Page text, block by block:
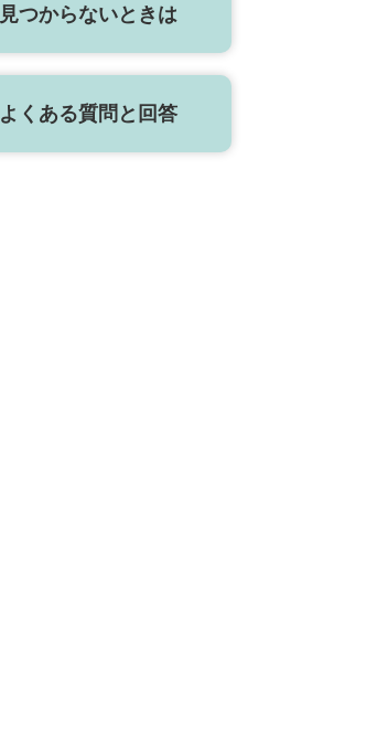
見つからないときは
よくある質問と回答